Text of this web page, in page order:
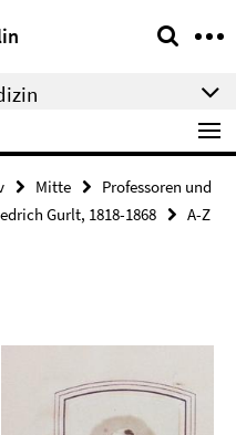
Mitte
Professoren und
Gurlt, 1818-1868
A-Z